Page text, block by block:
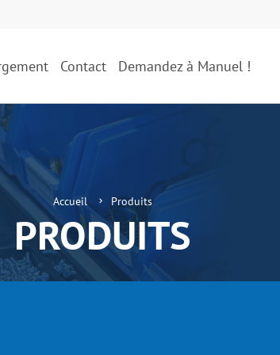
Contact Demandez à Manuel !
Accueil Produits
PRODUITS